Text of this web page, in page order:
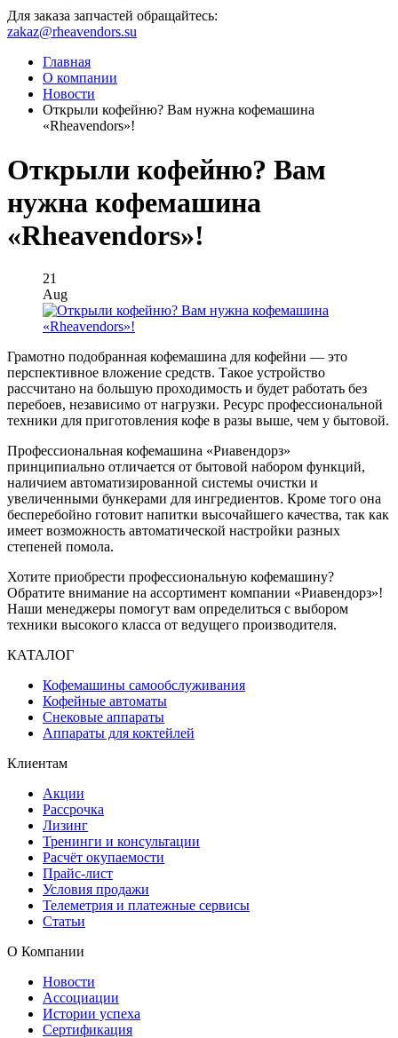
Для заказа запчастей обращайтесь:
zakaz@rheavendors.su
Главная
О компании
Новости
Открыли кофейню? Вам нужна кофемашина
«Rheavendors»!
Открыли кофейню? Вам
нужна кофемашина
«Rheavendors»!
21
Aug
Грамотно подобранная кофемашина для кофейни — это
перспективное вложение средств. Такое устройство
рассчитано на большую проходимость и будет работать без
перебоев, независимо от нагрузки. Ресурс профессиональной
техники для приготовления кофе в разы выше, чем у бытовой.
Профессиональная кофемашина «Риавендорз»
принципиально отличается от бытовой набором функций,
наличием автоматизированной системы очистки и
увеличенными бункерами для ингредиентов. Кроме того она
бесперебойно готовит напитки высочайшего качества, так как
имеет возможность автоматической настройки разных
степеней помола.
Хотите приобрести профессиональную кофемашину?
Обратите внимание на ассортимент компании «Риавендорз»!
Наши менеджеры помогут вам определиться с выбором
техники высокого класса от ведущего производителя.
КАТАЛОГ
Кофемашины самообслуживания
Кофейные автоматы
Снековые аппараты
Аппараты для коктейлей
Клиентам
Акции
Рассрочка
Лизинг
Тренинги и консультации
Расчёт окупаемости
Прайс-лист
Условия продажи
Телеметрия и платежные сервисы
Статьи
О Компании
Новости
Ассоциации
Истории успеха
Сертификация